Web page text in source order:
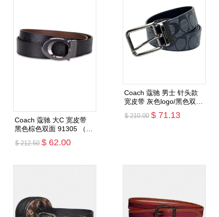
Coach 蔻驰 大C 宽皮带
黑色棕色双面 91305 （一
箱最多1条，含皮带和纸
袋）
$ 212.50 $ 62.00
Coach 蔻驰 男士 针头款
宽皮带 灰色logo/黑色双面
91283 （一箱最多1条，含
纸盒费用）
$ 210.00 $ 71.13